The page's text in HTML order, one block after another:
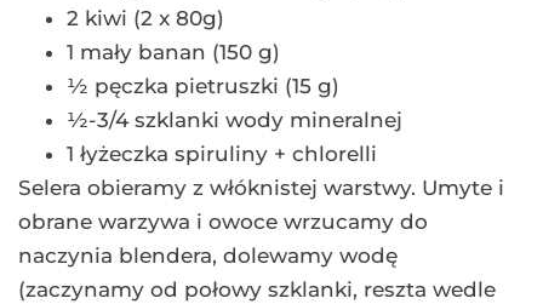
2 kiwi (2 x 80g)
1 mały banan (150 g)
½ pęczka pietruszki (15 g)
½-3/4 szklanki wody mineralnej
1 łyżeczka spiruliny + chlorelli
Selera obieramy z włóknistej warstwy. Umyte i
obrane warzywa i owoce wrzucamy do
naczynia blendera, dolewamy wodę
(zaczynamy od połowy szklanki, reszta wedle